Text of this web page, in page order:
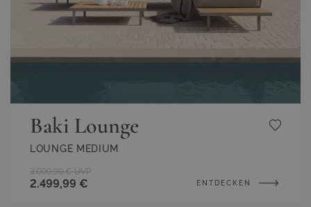
Baki Lounge
LOUNGE MEDIUM
2.499,99 €
3.099,99 € UVP
ENTDECKEN